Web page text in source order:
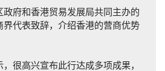
政府和香港贸易发展局共同主办的
界代表致辞，介绍香港的营商优势
很高兴宣布此行达成多项成果，